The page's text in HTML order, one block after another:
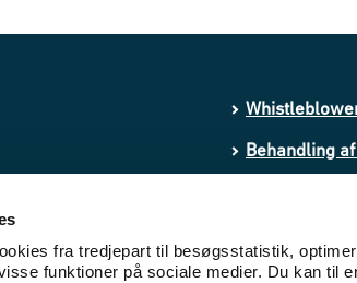
fra tredjepart til besøgsstatistik,
funktioner på sociale medier. Du kan til
Behandling